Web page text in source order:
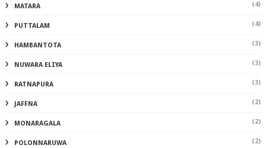
MATARA (4)
PUTTALAM (4)
HAMBANTOTA (3)
NUWARA ELIYA (3)
RATNAPURA (3)
JAFFNA (2)
MONARAGALA (2)
POLONNARUWA (2)